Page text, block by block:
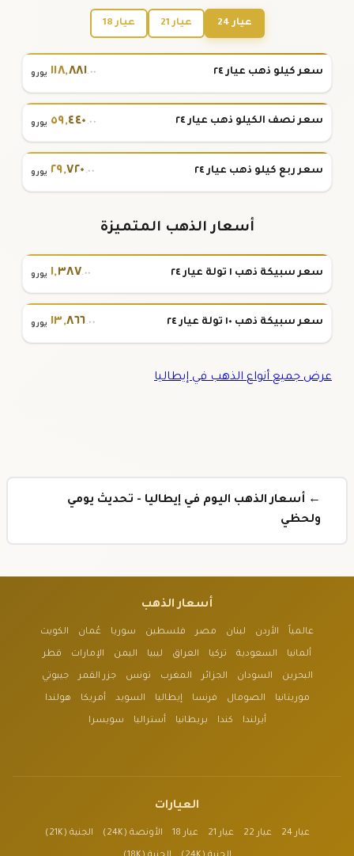
عيار 24 عيار 21 عيار 18
سعر كيلو ذهب عيار ٢٤ ١١٨,٨٨١.٠٠ يورو
سعر نصف الكيلو ذهب عيار ٢٤ ٥٩,٤٤٠ .٠٠ يورو
سعر ربع كيلو ذهب عيار ٢٤ ٢٩,٧٢٠ .٠٠ يورو
أسعار الذهب المتميزة
سعر سبيكة ذهب ١ تولة عيار ٢٤ ١,٣٨٧.٠٠ يورو
سعر سبيكة ذهب ١٠ تولة عيار ٢٤ ١٣,٨٦٦.٠٠ يورو
عرض جميع أنواع الذهب في إيطاليا
← أسعار الذهب اليوم في إيطاليا - تحديث يومي
ولحظي
أسعار الذهب
عالمياً الأردن لبنان مصر فلسطين سوريا عُمان الكويت
ألمانيا السعودية تركيا العراق ليبيا اليمن الإمارات قطر
البحرين السودان الجزائر المغرب تونس جزر القمر جيبوتي
موريتانيا الصومال فرنسا إيطاليا السويد أمريكا هولندا
أيرلندا كندا بريطانيا أستراليا سويسرا
العيارات
عيار 24 عيار 22 عيار 21 عيار 18 الأونصة (24K) الجنية (21K)